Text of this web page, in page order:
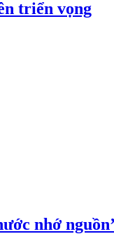
triển vọng
nhớ